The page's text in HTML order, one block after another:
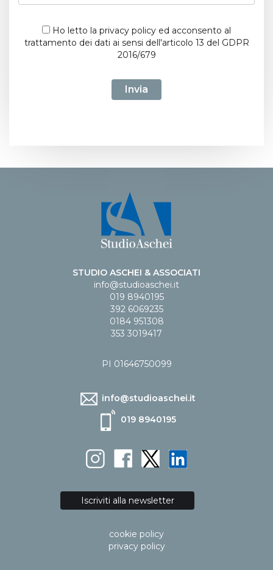
Ho letto la privacy policy ed acconsento al
trattamento dei dati ai sensi dell'articolo 13 del GDPR
2016/679
Invia
STUDIO ASCHEI & ASSOCIATI
info@studioaschei.it
019 8940195
392 6069235
0184 951308
353 3019417
PI 01646750099
info@studioaschei.it
019 8940195
Iscriviti alla newsletter
cookie policy
privacy policy